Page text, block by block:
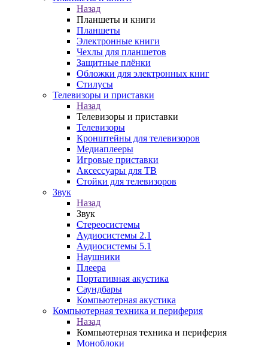
Назад
Планшеты и книги
Планшеты
Электронные книги
Чехлы для планшетов
Защитные плёнки
Обложки для электронных книг
Стилусы
Телевизоры и приставки
Назад
Телевизоры и приставки
Телевизоры
Кронштейны для телевизоров
Медиаплееры
Игровые приставки
Аксессуары для ТВ
Стойки для телевизоров
Звук
Назад
Звук
Стереосистемы
Аудиосистемы 2.1
Аудиосистемы 5.1
Наушники
Плеера
Портативная акустика
Саундбары
Компьютерная акустика
Компьютерная техника и периферия
Назад
Компьютерная техника и периферия
Моноблоки